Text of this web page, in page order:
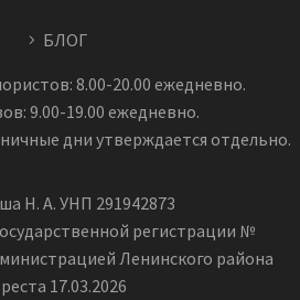
БЛОГ
8.00-20.00 ежедневно.
9.00-19.00 ежедневно.
дни утверждается отдельно.
Н. А. УНП 291942873
регистрации №
Ленинского района
17.03.2026